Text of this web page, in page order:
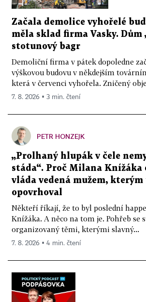
Začala demolice vyhořelé
měla sklad firma Vasky. Dům
stotunový bagr
Demoliční firma v pátek dopoledne
výškovou budovu v někdejším
která v červenci vyhořela. Zničený
7. 8. 2026 ▪ 3 min. čtení
PETR HONZEJK
„Prolhaný hlupák v čele
stáda“. Proč Milana Knížáka
vláda vedená mužem, kterým
opovrhoval
Někteří říkají, že to byl poslední
Knížáka. A něco na tom je. Pohřeb se
organizovaný těmi, kterými slavný...
7. 8. 2026 ▪ 4 min. čtení